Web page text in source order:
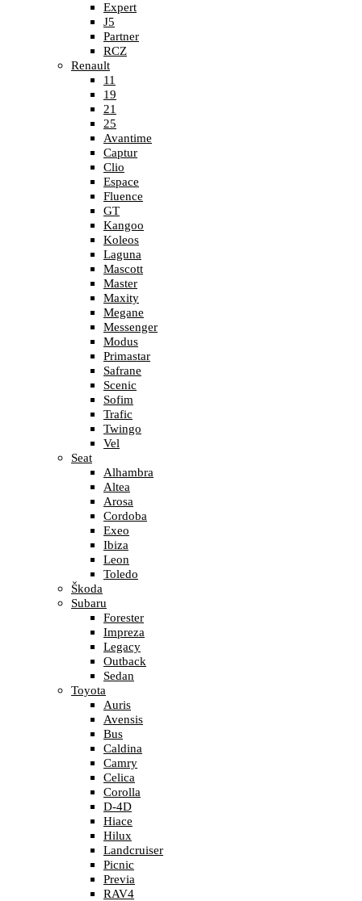
Expert
J5
Partner
RCZ
Renault
11
19
21
25
Avantime
Captur
Clio
Espace
Fluence
GT
Kangoo
Koleos
Laguna
Mascott
Master
Maxity
Megane
Messenger
Modus
Primastar
Safrane
Scenic
Sofim
Trafic
Twingo
Vel
Seat
Alhambra
Altea
Arosa
Cordoba
Exeo
Ibiza
Leon
Toledo
Škoda
Subaru
Forester
Impreza
Legacy
Outback
Sedan
Toyota
Auris
Avensis
Bus
Caldina
Camry
Celica
Corolla
D-4D
Hiace
Hilux
Landcruiser
Picnic
Previa
RAV4